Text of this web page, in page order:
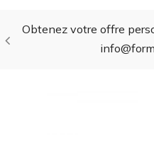
Obtenez votre offre